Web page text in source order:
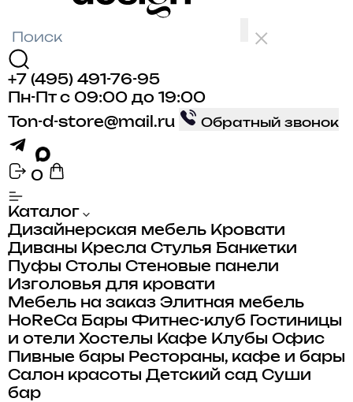
+7 (495) 491-76-95
Пн-Пт с 09:00 до 19:00
Ton-d-store@mail.ru
Обратный звонок
0
Каталог
Дизайнерская мебель Кровати
Диваны Кресла Стулья Банкетки
Пуфы Столы Стеновые панели
Изголовья для кровати
Мебель на заказ Элитная мебель
HoReCa Бары Фитнес-клуб
Гостиницы
и отели Хостелы Кафе Клубы Офис
Пивные бары Рестораны, кафе и бары
Салон красоты Детский сад Суши
бар